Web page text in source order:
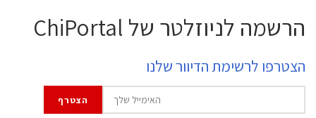
הרשמה לניוזלטר של ChiPortal
הצטרפו לרשימת הדיוור שלנו